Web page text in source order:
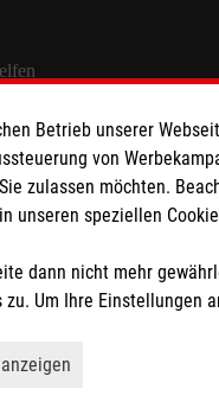
Betrieb unserer
von
zulassen möchten.
speziellen
dann nicht mehr
Um Ihre Einstellungen
einschließlich Marketing